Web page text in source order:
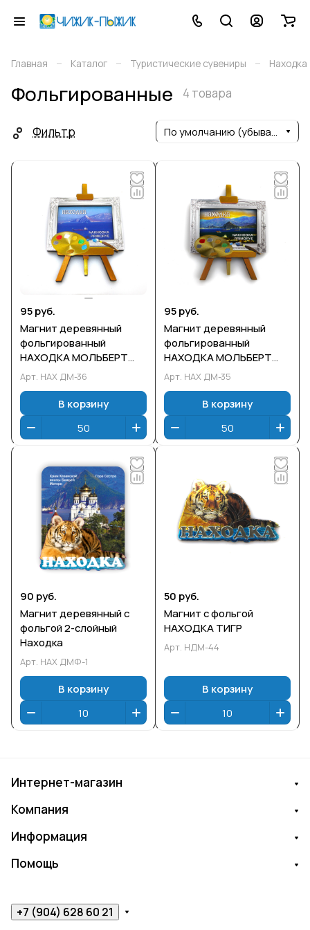
Главная – Каталог – Туристические сувениры – Находка
Фольгированные 4 товара
Фильтр По умолчанию (убывание)
95 руб.
Магнит деревянный
фольгированный
НАХОДКА МОЛЬБЕРТ
БУХТА
Арт. НАХ ДМ-36
В корзину
95 руб.
Магнит деревянный
фольгированный
НАХОДКА МОЛЬБЕРТ
СЕСТРА
Арт. НАХ ДМ-35
В корзину
90 руб.
Магнит деревянный с
фольгой 2-слойный
Находка
Арт. НАХ ДМФ-1
В корзину
50 руб.
Магнит с фольгой
НАХОДКА ТИГР
Арт. НДМ-44
В корзину
Интернет-магазин
Компания
Информация
Помощь
+7 (904) 628 60 21